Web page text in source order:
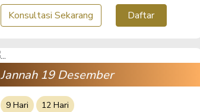
Konsultasi Sekarang Daftar
Jannah 19 Desember
9 Hari
12 Hari